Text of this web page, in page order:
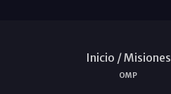
Inicio /Misiones
OMP